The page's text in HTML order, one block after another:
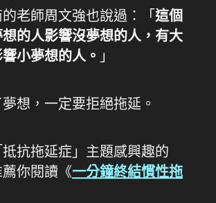
老師周文強也說過：「 這個
的人影響沒夢想的人，有大
小夢想的人。 」
想，一定要拒絕拖延。
抗拖延症」主題感興趣的
你閱讀《一分鐘終結慣性拖